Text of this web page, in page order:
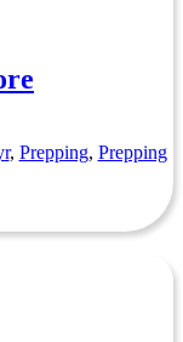
, Prepping, Prepping